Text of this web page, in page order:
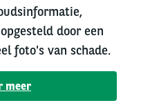
door een
foto's van schade.
meer